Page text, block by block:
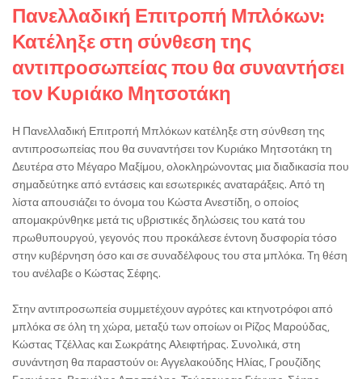
Πανελλαδική Επιτροπή Μπλόκων:
Κατέληξε στη σύνθεση της
αντιπροσωπείας που θα συναντήσει
τον Κυριάκο Μητσοτάκη
Η Πανελλαδική Επιτροπή Μπλόκων κατέληξε στη σύνθεση της
αντιπροσωπείας που θα συναντήσει τον Κυριάκο Μητσοτάκη τη
Δευτέρα στο Μέγαρο Μαξίμου, ολοκληρώνοντας μια διαδικασία που
σημαδεύτηκε από εντάσεις και εσωτερικές αναταράξεις. Από τη
λίστα απουσιάζει το όνομα του Κώστα Ανεστίδη, ο οποίος
απομακρύνθηκε μετά τις υβριστικές δηλώσεις του κατά του
πρωθυπουργού, γεγονός που προκάλεσε έντονη δυσφορία τόσο
στην κυβέρνηση όσο και σε συναδέλφους του στα μπλόκα. Τη θέση
του ανέλαβε ο Κώστας Σέφης.
Στην αντιπροσωπεία συμμετέχουν αγρότες και κτηνοτρόφοι από
μπλόκα σε όλη τη χώρα, μεταξύ των οποίων οι Ρίζος Μαρούδας,
Κώστας Τζέλλας και Σωκράτης Αλειφτήρας. Συνολικά, στη
συνάντηση θα παραστούν οι: Αγγελακούδης Ηλίας, Γρουζίδης